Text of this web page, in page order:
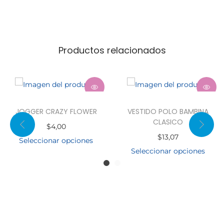
Productos relacionados
JOGGER CRAZY FLOWER
$4,00
Seleccionar opciones
VESTIDO POLO BAMBINA
CLASICO
$13,07
Seleccionar opciones